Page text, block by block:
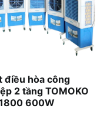
điều hòa công
2 tầng TOMOKO
600W